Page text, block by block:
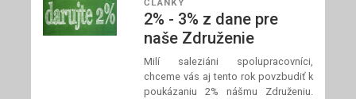
ČLÁNKY
2% - 3% z dane pre
naše Združenie
Milí saleziáni spolupracovníci,
chceme vás aj tento rok povzbudiť k
poukázaniu 2% nášmu Združeniu.